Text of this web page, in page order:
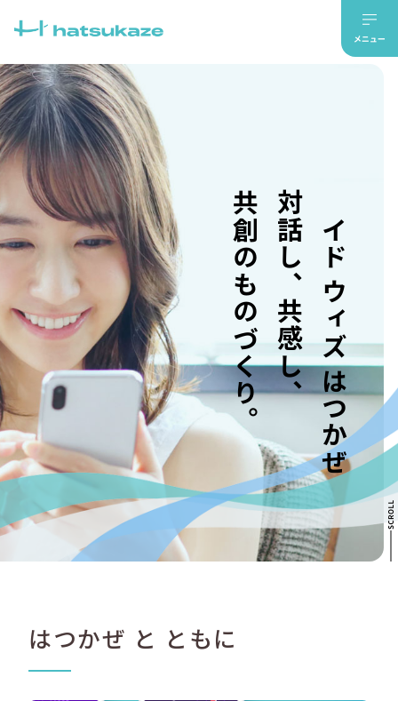
メイド ウィズ はつかぜ
対話し、共感し、
共創のものづくり。
はつかぜ と ともに